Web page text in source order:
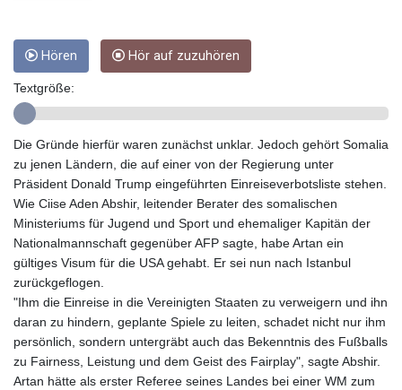
GHS 13.526832
GIP 0.857252
10123.874202
GTQ 8.794891
GYD 241.157003
HKD 9.066767
HNL 30.895616
HRK 7.536622
HTG 150.718127
HUF 363.096405
20580.370421
ILS 3.468234
IMP 0.857252
INR 110.076256
IQD
Hören Hör auf zuzuhören
Textgröße:
Die Gründe hierfür waren zunächst unklar. Jedoch gehört Somalia
zu jenen Ländern, die auf einer von der Regierung unter
Präsident Donald Trump eingeführten Einreiseverbotsliste stehen.
Wie Ciise Aden Abshir, leitender Berater des somalischen
Ministeriums für Jugend und Sport und ehemaliger Kapitän der
Nationalmannschaft gegenüber AFP sagte, habe Artan ein
gültiges Visum für die USA gehabt. Er sei nun nach Istanbul
zurückgeflogen.
"Ihm die Einreise in die Vereinigten Staaten zu verweigern und ihn
daran zu hindern, geplante Spiele zu leiten, schadet nicht nur ihm
persönlich, sondern untergräbt auch das Bekenntnis des Fußballs
zu Fairness, Leistung und dem Geist des Fairplay", sagte Abshir.
Artan hätte als erster Referee seines Landes bei einer WM zum